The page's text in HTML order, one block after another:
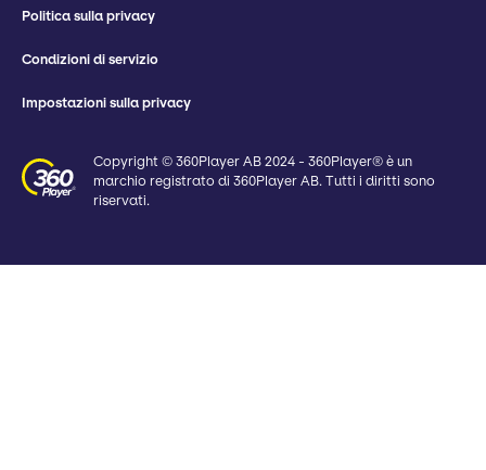
Politica sulla privacy
Condizioni di servizio
Impostazioni sulla privacy
Copyright © 360Player AB 2024 - 360Player® è un
marchio registrato di 360Player AB. Tutti i diritti sono
riservati.